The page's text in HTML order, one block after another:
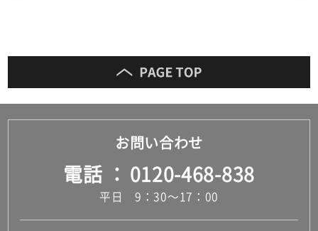
お問い合わせ
電話 0120-468-838
平日 9：30～17：00